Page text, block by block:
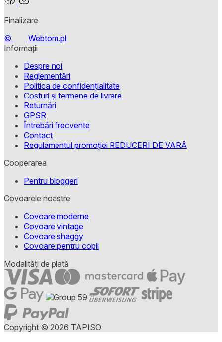
Finalizare
©
Webtom.pl
Informații
Despre noi
Reglementări
Politica de confidențialitate
Costuri și termene de livrare
Returnări
GPSR
Întrebări frecvente
Contact
Regulamentul promoției REDUCERI DE VARĂ
Cooperarea
Pentru bloggeri
Covoarele noastre
Covoare moderne
Covoare vintage
Covoare shaggy
Covoare pentru copii
Modalități de plată
Copyright © 2026 TAPISO